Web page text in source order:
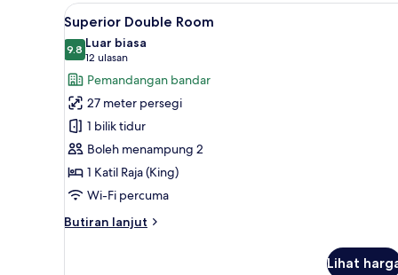
Lihat
semua
foto
untuk
Superior
Double
Room
Superior Double Room |
20
Superior Double Room
9.89.8 daripada 10
Luar biasa
12 ulasan
(12
ulasan)
Pemandangan bandar
27 meter persegi
1 bilik tidur
Boleh menampung 2
1 Katil Raja (King)
Wi-Fi percuma
Butiran lanjut
Butiran
Lihat